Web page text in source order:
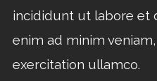
incididunt ut labore et
enim ad minim
exercitation ullamco.